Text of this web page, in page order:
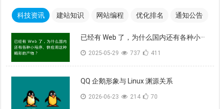
科技资讯 建站知识 网站编程 优化排名 通知公告
已经有 Web 了，为什么国内还有各种小···
2025-05-29 737 411
QQ 企鹅形象与 Linux 渊源关系
2026-06-23 214 70